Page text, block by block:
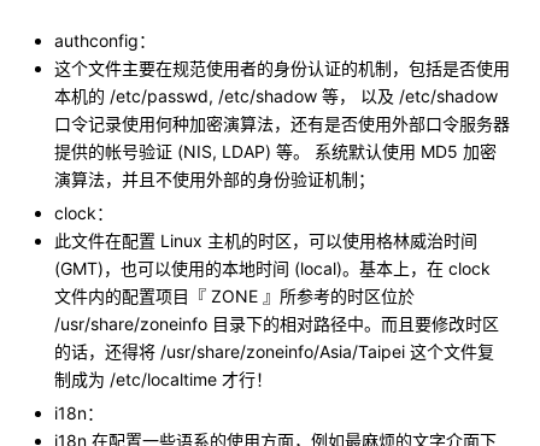
authconfig：
这个文件主要在规范使用者的身份认证的机制，包括是否使用
本机的 /etc/passwd, /etc/shadow 等， 以及 /etc/shadow
口令记录使用何种加密演算法，还有是否使用外部口令服务器
提供的帐号验证 (NIS, LDAP) 等。 系统默认使用 MD5 加密
演算法，并且不使用外部的身份验证机制；
clock：
此文件在配置 Linux 主机的时区，可以使用格林威治时间
(GMT)，也可以使用的本地时间 (local)。基本上，在 clock
文件内的配置项目『 ZONE 』所参考的时区位於
/usr/share/zoneinfo 目录下的相对路径中。而且要修改时区
的话，还得将 /usr/share/zoneinfo/Asia/Taipei 这个文件复
制成为 /etc/localtime 才行！
i18n：
i18n 在配置一些语系的使用方面，例如最麻烦的文字介面下